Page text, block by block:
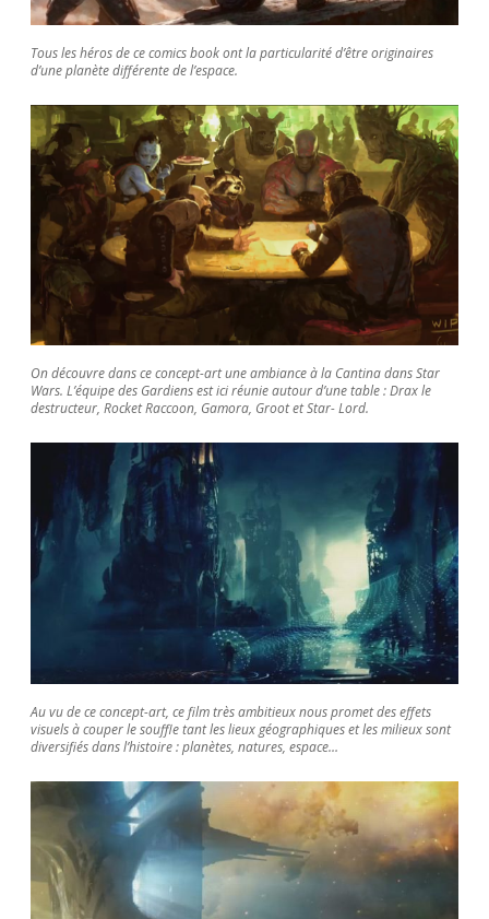
Tous les héros de ce comics book ont la particularité d’être originaires
d’une planète différente de l’espace.
On découvre dans ce concept-art une ambiance à la Cantina dans Star
Wars. L’équipe des Gardiens est ici réunie autour d’une table : Drax le
destructeur, Rocket Raccoon, Gamora, Groot et Star- Lord.
Au vu de ce concept-art, ce film très ambitieux nous promet des effets
visuels à couper le souffle tant les lieux géographiques et les milieux sont
diversifiés dans l’histoire : planètes, natures, espace…